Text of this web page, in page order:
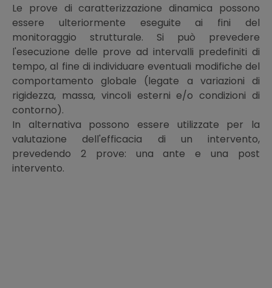
Le prove di caratterizzazione dinamica possono
essere ulteriormente eseguite ai fini del
monitoraggio strutturale. Si può prevedere
l'esecuzione delle prove ad intervalli predefiniti di
tempo, al fine di individuare eventuali modifiche del
comportamento globale (legate a variazioni di
rigidezza, massa, vincoli esterni e/o condizioni di
contorno).
In alternativa possono essere utilizzate per la
valutazione dell'efficacia di un intervento,
prevedendo 2 prove: una ante e una post
intervento.